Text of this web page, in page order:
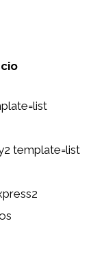
template=list